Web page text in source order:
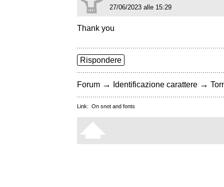
27/06/2023 alle 15:29
Thank you
Rispondere
Forum → Identificazione carattere →
Link: On snot and fonts